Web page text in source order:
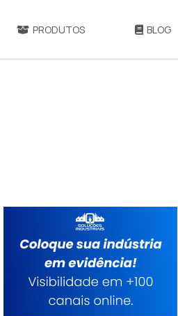
PRODUTOS BLOG